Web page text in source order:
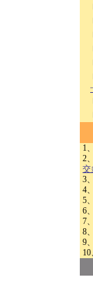
1、
2、
交
3、
4、
5、
6、
7、
8、
9、
10